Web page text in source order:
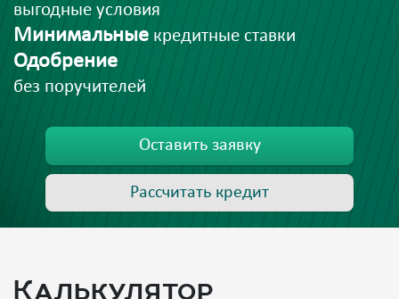
выгодные условия
Минимальные кредитные ставки
Одобрение
без поручителей
Оставить заявку
Рассчитать кредит
Калькулятор